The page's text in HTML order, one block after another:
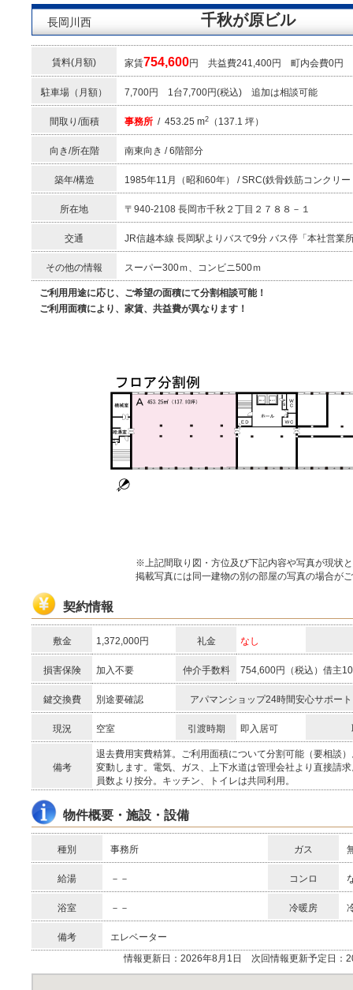
長岡川西 千秋が原ビル
賃料(月額) 家賃754,600円 共益費241,400円 町内会
駐車場（月額） 7,700円 1台7,700円(税込) 追加は相談可能
間取り/面積 事務所 / 453.25 m2 （137.1 坪）
向き/所在階 南東向き / 6階部分
築年/構造 1985年11月（昭和60年） / SRC(鉄骨鉄筋コンクリ
所在地 〒940-2108 長岡市千秋２丁目２７８８－１
交通 JR信越本線 長岡駅よりバスで9分 バス停「本社営業
その他の情報 スーパー300ｍ、コンビニ500ｍ
ご利用用途に応じ、ご希望の面積にて分割相談可能！
ご利用面積により、家賃、共益費が異なります！
※上記間取り図・方位及び下記内容や写真が現状
掲載写真には同一建物の別の部屋の写真の場合が
契約情報
敷金 1,372,000円 礼金 なし
損害保険 加入不要 仲介手数料 754,600円（税込）借主
鍵交換費 別途要確認 アパマンショップ24時間安心サポート
現況 空室 引渡時期 即入居可
備考
退去費用実費精算。ご利用面積について分割可能（要相談
変動します。電気、ガス、上下水道は管理会社より直接請
員数より按分。キッチン、トイレは共同利用。
物件概要・施設・設備
種別 事務所 ガス
給湯 －－ コンロ
浴室 －－ 冷暖房
備考
エレベーター
情報更新日：2026年8月1日 次回情報更新予定日：